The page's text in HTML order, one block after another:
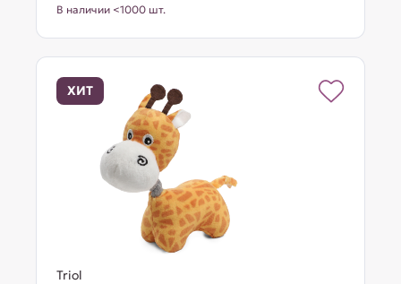
В наличии <1000 шт.
ХИТ
Triol